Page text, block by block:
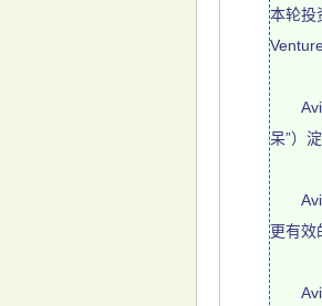
本轮投
Avid
呆”）
Avid
更有效
Avid